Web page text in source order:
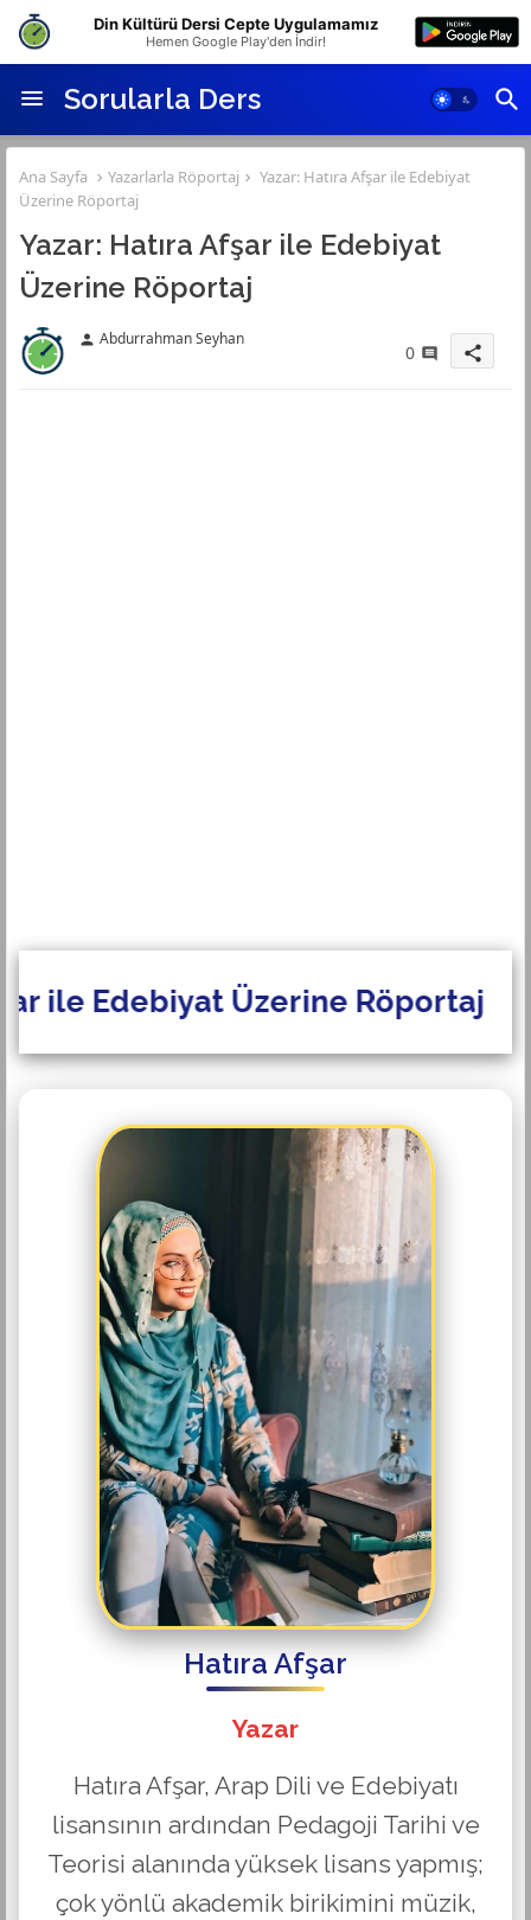
Sorularla Ders
Ana Sayfa Yazarlarla Röportaj
Yazar: Hatıra Afşar ile Edebiyat
Üzerine Röportaj
Yazar: Hatıra Afşar ile Edebiyat
Üzerine Röportaj
person Abdurrahman Seyhan
0 share
Üzerine Röportaj
Hatıra Afşar
Yazar
Hatıra Afşar, Arap Dili ve Edebiyatı
lisansının ardından Pedagoji Tarihi ve
Teorisi alanında yüksek lisans yapmış;
çok yönlü akademik birikimini müzik,
Din Kültürü Dersi Cepte Uygulamamız
Hemen Google Play'den İndir!